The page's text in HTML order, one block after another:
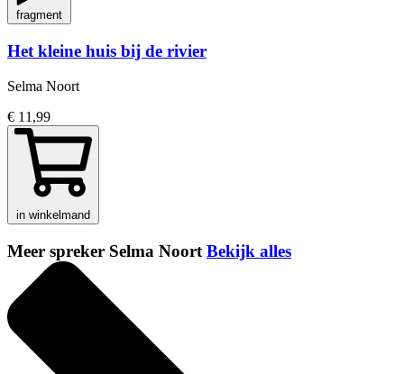
fragment
Het kleine huis bij de rivier
Selma Noort
€ 11,99
in winkelmand
Meer spreker Selma Noort Bekijk alles